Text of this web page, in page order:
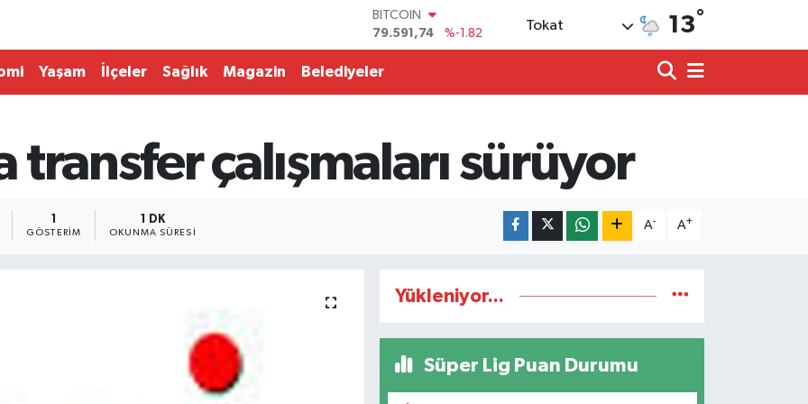
79.591,74
DOLAR
EURO
G.ALTIN
6862,09000
%0.19
BİST100
Tokat 13°
Yaşam İlçeler Sağlık Magazin Belediyeler
transfer çalışmaları sürüyor
1
GÖSTERIM
1 DK
OKUNMA SÜRESI
A- A+
Yükleniyor...
Süper Lig Puan Durumu